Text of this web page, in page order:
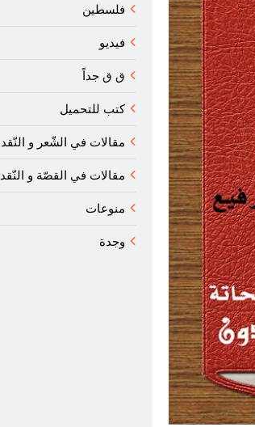
فلسطين
فيديو
ق ق جداً
كتب للتحميل
مقالات في الشّعر و النّقد
مقالات في القصّة و النّقد
منوعات
وجدة